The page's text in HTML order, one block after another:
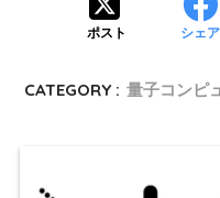
ポスト シェア
CATEGORY : 量子コンピ